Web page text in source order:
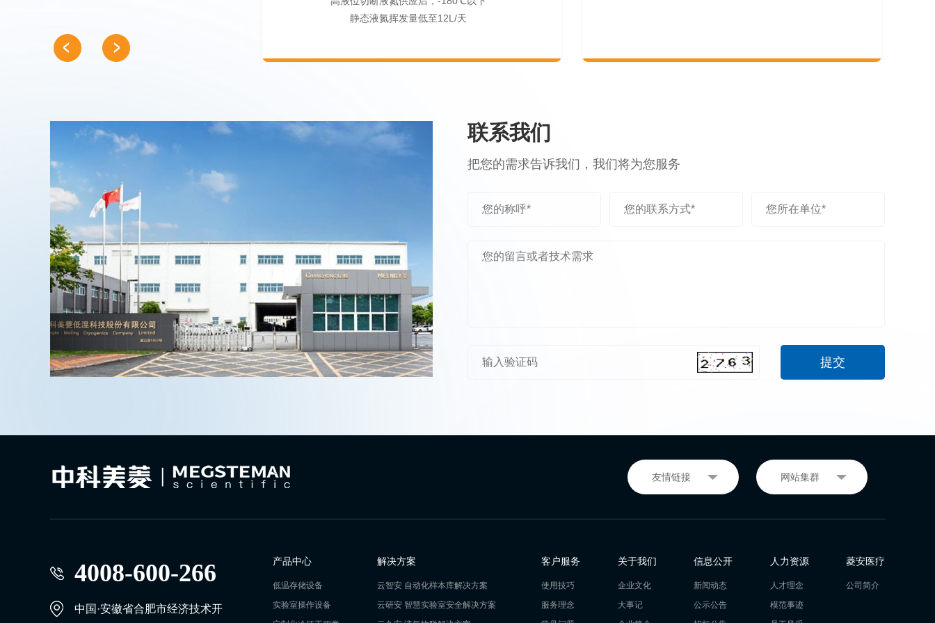
静态液氮挥发量低至12L/天
联系我们
把您的需求告诉我们，我们将为您服务
4008-600-266
中国·安徽省合肥市经济技术开
产品中心
低温存储设备
实验室操作设备
解决方案
云智安 自动化样本库解决方案
云研安 智慧实验室安全解决方案
客户服务
使用技巧
服务理念
关于我们
企业文化
大事记
信息公开
新闻动态
公示公告
人力资源
人才理念
模范事迹
菱安医疗
公司简介